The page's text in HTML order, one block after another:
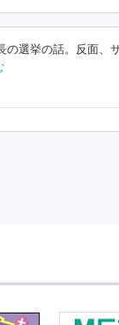
選挙の話。反面、